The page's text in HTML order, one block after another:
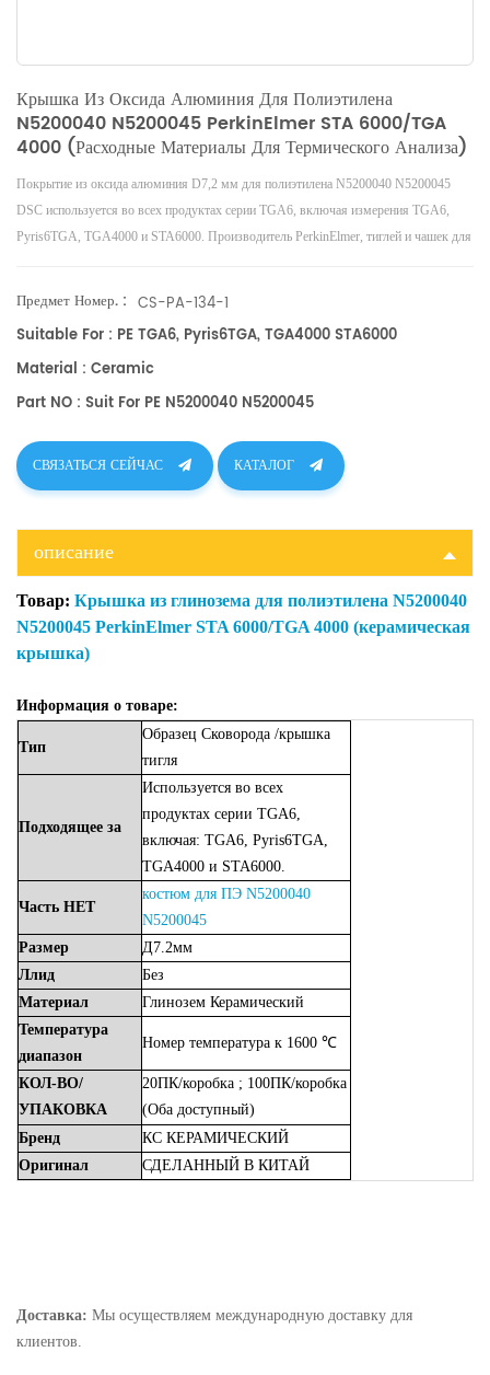
Крышка Из Оксида Алюминия Для Полиэтилена
N5200040 N5200045 PerkinElmer STA 6000/TGA
4000 (расходные Материалы Для Термического Анализа)
Покрытие из оксида алюминия D7,2 мм для полиэтилена N5200040 N5200045
DSC используется во всех продуктах серии TGA6, включая измерения TGA6,
Pyris6TGA, TGA4000 и STA6000. Производитель PerkinElmer, тиглей и чашек для
Предмет Номер. : CS-PA-134-1
Suitable For : PE TGA6, Pyris6TGA, TGA4000 STA6000
Material : Ceramic
Part NO : Suit For PE N5200040 N5200045
СВЯЗАТЬСЯ СЕЙЧАС КАТАЛОГ
описание
Товар: Крышка из глинозема для полиэтилена N5200040
N5200045 PerkinElmer STA 6000/TGA 4000 (керамическая
крышка)
Информация о товаре:
Тип
Образец Сковорода /крышка
тигля
Подходящее за
Используется во всех
продуктах серии TGA6,
включая: TGA6, Pyris6TGA,
TGA4000 и STA6000.
Часть НЕТ
костюм для ПЭ N5200040
N5200045
Размер
Д7.2мм
Ллид
Без
Материал
Глинозем Керамический
Температура
диапазон
Номер температура к 1600 ℃
КОЛ-ВО/
УПАКОВКА
20ПК/коробка ; 100ПК/коробка
(Оба доступный)
Бренд
КС КЕРАМИЧЕСКИЙ
Оригинал
СДЕЛАННЫЙ В КИТАЙ
Доставка: Мы осуществляем международную доставку для
клиентов.